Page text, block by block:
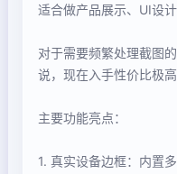
适合做产品展示、UI设
对于需要频繁处理截图
说，现在入手性价比极高
主要功能亮点：
1. 真实设备边框：内置